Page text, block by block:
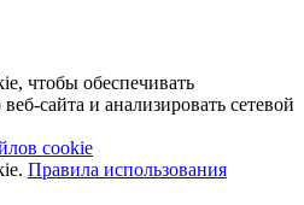
чтобы обеспечивать
сайта и анализировать сетевой
cookie
Правила использования